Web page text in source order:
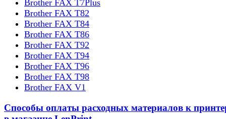
227x50x48 мм
Габариты
0.0005448 м3
Объем
0.2 кг
Масса нетто
Brother FAX T7Plus
Brother FAX T82
Brother FAX T84
Brother FAX T86
Brother FAX T92
Brother FAX T94
Brother FAX T96
Brother FAX T98
Brother FAX V1
Способы оплаты расходных материалов к